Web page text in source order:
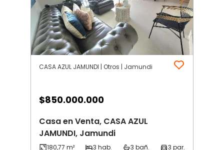
CASA AZUL JAMUNDI | Otros | Jamundi
$850.000.000
Casa en Venta, CASA AZUL
JAMUNDI, Jamundi